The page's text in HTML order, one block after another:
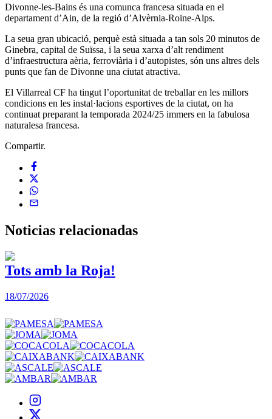
Divonne-les-Bains és una comunca francesa situada en el
departament d’Ain, de la regió d’Alvèrnia-Roine-Alps.
La seua gran ubicació, perquè està situada a tan sols 20 minutos de
Ginebra, capital de Suïssa, i la seua xarxa d’alt rendiment
d’infraestructura aèria, ferroviària i d’autopistes, són uns altres dels
punts que fan de Divonne una ciutat atractiva.
El Villarreal CF ha tingut l’oportunitat de treballar en les millors
condicions en les instal·lacions esportives de la ciutat, on ha
continuat preparant la temporada 2024/25 immers en la fabulosa
naturalesa francesa.
Compartir.
Noticias relacionadas
Tots amb la Roja!
18/07/2026